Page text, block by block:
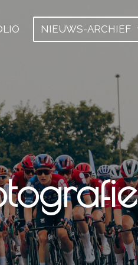
NIEUWS-ARCHIEF